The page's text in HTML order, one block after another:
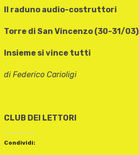
II raduno audio-costruttori
Torre di San Vincenzo (30-31/03)
Insieme si vince tutti
di Federico Carioligi
CLUB DEI LETTORI
Condividi: